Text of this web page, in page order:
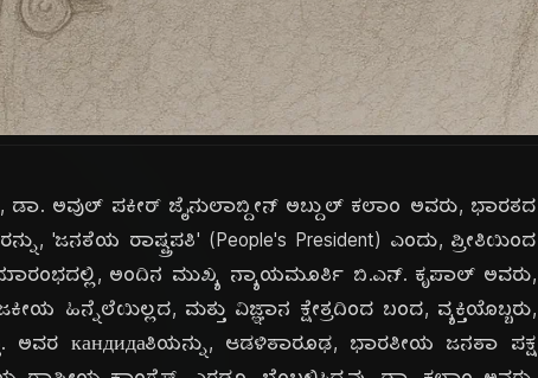
ಡಾ. ಅವುಲ್ ಪಕೀರ್ ಜೈನುಲಾಬ್ದೀನ್ ಅಬ್ದುಲ್ ಕಲಾಂ ಅವರು, ಭಾರತದ
'ಜನತೆಯ ರಾಷ್ಟ್ರಪತಿ' (People's President) ಎಂದು, ಪ್ರೀತಿಯಿಂದ
ಅಂದಿನ ಮುಖ್ಯ ನ್ಯಾಯಮೂರ್ತಿ ಬಿ.ಎನ್. ಕೃಪಾಲ್ ಅವರು,
ಮತ್ತು ವಿಜ್ಞಾನ ಕ್ಷೇತ್ರದಿಂದ ಬಂದ, ವ್ಯಕ್ತಿಯೊಬ್ಬರು,
ಅವರ кандидаತಿಯನ್ನು, ಆಡಳಿತಾರೂಢ, ಭಾರತೀಯ ಜನತಾ ಪಕ್ಷ